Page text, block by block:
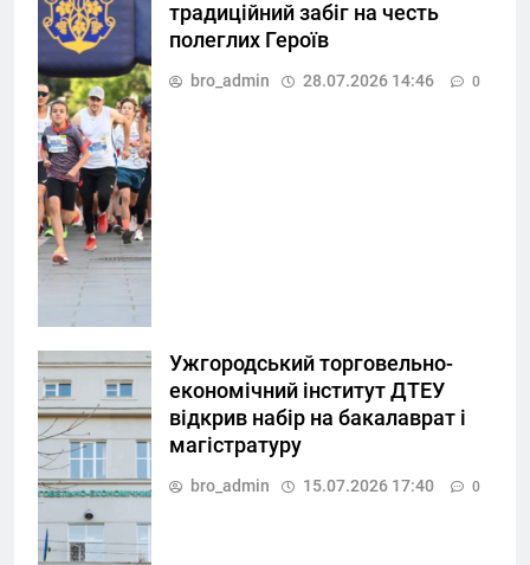
традиційний забіг на честь
полеглих Героїв
bro_admin 28.07.2026 14:46 0
Ужгородський торговельно-
економічний інститут ДТЕУ
відкрив набір на бакалаврат і
магістратуру
bro_admin 15.07.2026 17:40 0